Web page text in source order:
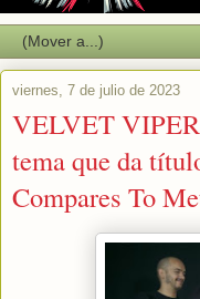
viernes, 7 de julio de 2023
VELVET
tema que da
Compares To